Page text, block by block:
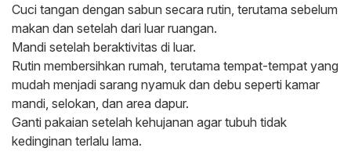
Cuci tangan dengan sabun secara rutin, terutama sebelum
makan dan setelah dari luar ruangan.
Mandi setelah beraktivitas di luar.
Rutin membersihkan rumah, terutama tempat-tempat yang
mudah menjadi sarang nyamuk dan debu seperti kamar
mandi, selokan, dan area dapur.
Ganti pakaian setelah kehujanan agar tubuh tidak
kedinginan terlalu lama.